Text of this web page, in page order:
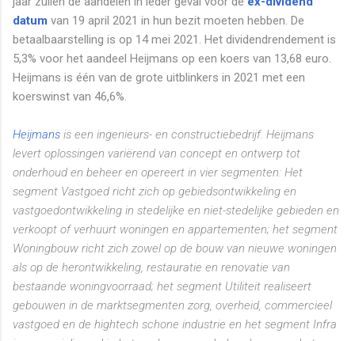
datum van 19 april 2021 in hun bezit moeten hebben. De
betaalbaarstelling is op 14 mei 2021. Het dividendrendement is
5,3% voor het aandeel Heijmans op een koers van 13,68 euro.
Heijmans is één van de grote uitblinkers in 2021 met een
koerswinst van 46,6%.
Heijmans is een ingenieurs- en constructiebedrijf. Heijmans
levert oplossingen variërend van concept en ontwerp tot
onderhoud en beheer en opereert in vier segmenten: Het
segment Vastgoed richt zich op gebiedsontwikkeling en
vastgoedontwikkeling in stedelijke en niet-stedelijke gebieden en
verkoopt of verhuurt woningen en appartementen; het segment
Woningbouw richt zich zowel op de bouw van nieuwe woningen
als op de herontwikkeling, restauratie en renovatie van
bestaande woningvoorraad; het segment Utiliteit realiseert
gebouwen in de marktsegmenten zorg, overheid, commercieel
vastgoed en de hightech schone industrie en het segment Infra